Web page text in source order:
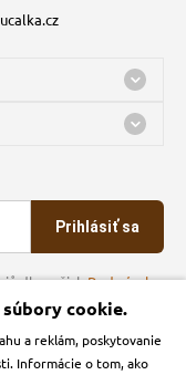
Prihlásiť sa
dle našichPodmínek
cookie.
a reklám, poskytovanie
Informácie o tom, ako